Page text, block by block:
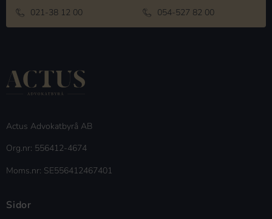
021-38 12 00
054-527 82 00
Actus Advokatbyrå AB
Org.nr: 556412-4674
Moms.nr: SE556412467401
Sidor